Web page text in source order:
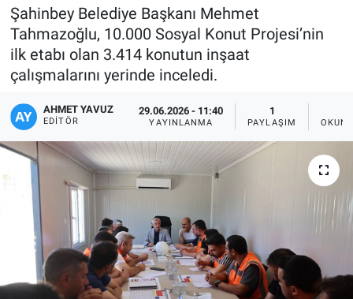
Şahinbey Belediye Başkanı Mehmet
Tahmazoğlu, 10.000 Sosyal Konut Projesi’nin
ilk etabı olan 3.414 konutun inşaat
çalışmalarını yerinde inceledi.
AHMET YAVUZ
EDITÖR
29.06.2026 - 11:40
YAYINLANMA
1
PAYLAŞIM